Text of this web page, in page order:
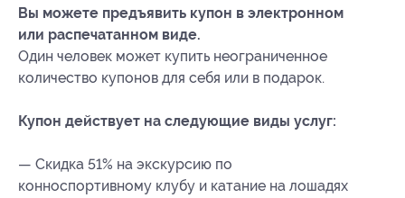
Вы можете предъявить купон в электронном
или распечатанном виде.
Один человек может купить неограниченное
количество купонов для себя или в подарок.
Купон действует на следующие виды услуг:
— Скидка 51% на экскурсию по
конноспортивному клубу и катание на лошадях